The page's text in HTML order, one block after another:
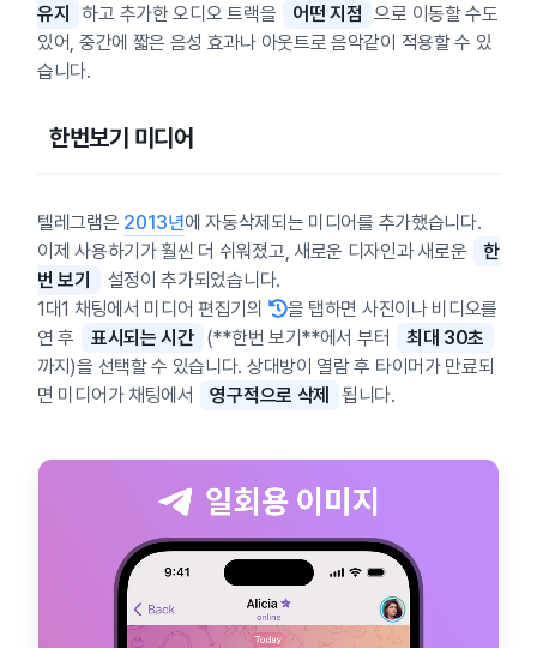
유지
하고 추가한 오디오 트랙을 어떤 지점
으로 이동할 수도
있어, 중간에 짧은 음성 효과나 아웃트로 음악같이 적용할 수 있
습니다.
한번보기 미디어
텔레그램은 2013년에 자동삭제되는 미디어를 추가했습니다.
이제 사용하기가 훨씬 더 쉬워졌고, 새로운 디자인과 새로운
한
번 보기
설정이 추가되었습니다.
1대1 채팅에서 미디어 편집기의
을 탭하면 사진이나 비디오를
연 후
표시되는 시간 (**한번 보기**에서 부터
최대 30초
까지)을 선택할 수 있습니다. 상대방이 열람 후 타이머가 만료되
면 미디어가 채팅에서
영구적으로 삭제 됩니다.